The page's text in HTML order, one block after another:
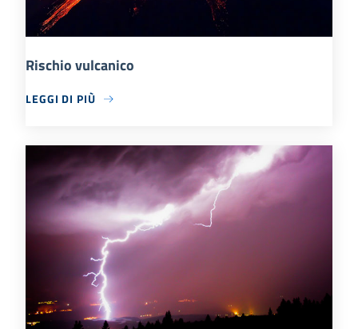
Rischio vulcanico
LEGGI DI PIÙ